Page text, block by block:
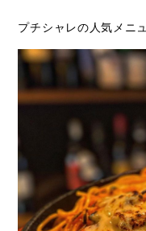
プチシャレの人気メニ